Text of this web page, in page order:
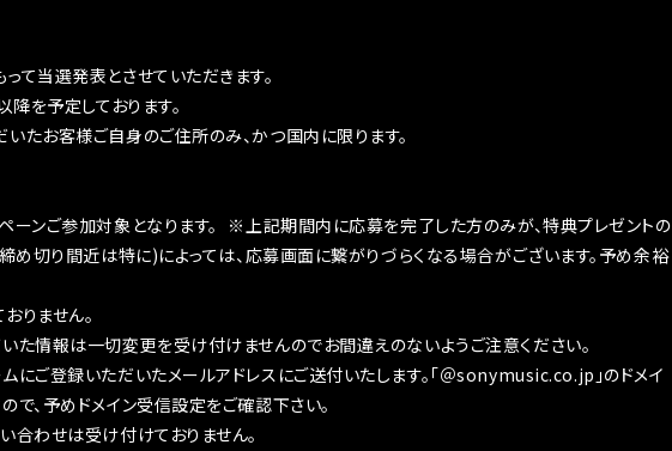
て当選発表とさせていただきます。
を予定しております。
たお客様ご自身のご住所のみ、かつ国内に限ります。
ーンご参加対象となります。 ※上記期間内に応募を完了した方のみが、特典プレゼントの
切り間近は特に)によっては、応募画面に繋がりづらくなる場合がございます。予め余裕
りません。
た情報は一切変更を受け付けませんのでお間違えのないようご注意ください。
にご登録いただいたメールアドレスにご送付いたします。「＠sonymusic.co.jp」のドメイ
で、予めドメイン受信設定をご確認下さい。
合わせは受け付けておりません。